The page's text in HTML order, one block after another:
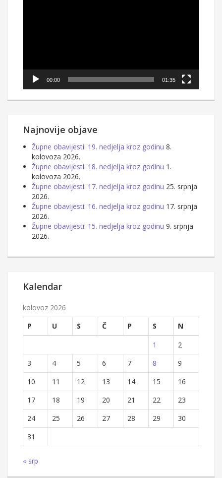
00:00 01:35
Najnovije objave
Župne obavijesti: 19. nedjelja kroz godinu 8.
kolovoza 2026.
Župne obavijesti: 18. nedjelja kroz godinu 1.
kolovoza 2026.
Župne obavijesti: 17. nedjelja kroz godinu 25. srpnja
2026.
Župne obavijesti: 16. nedjelja kroz godinu 17. srpnja
2026.
Župne obavijesti: 15. nedjelja kroz godinu 9. srpnja
2026.
Kalendar
kolovoz 2026
P
U S Č P S
N
1
2
3
4 5 6 7 8
9
10
11 12 13 14 15
16
17
18 19 20 21 22
23
24
25 26 27 28 29
30
31
« srp